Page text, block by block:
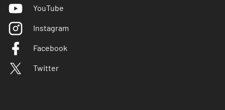
YouTube
Instagram
Facebook
Twitter